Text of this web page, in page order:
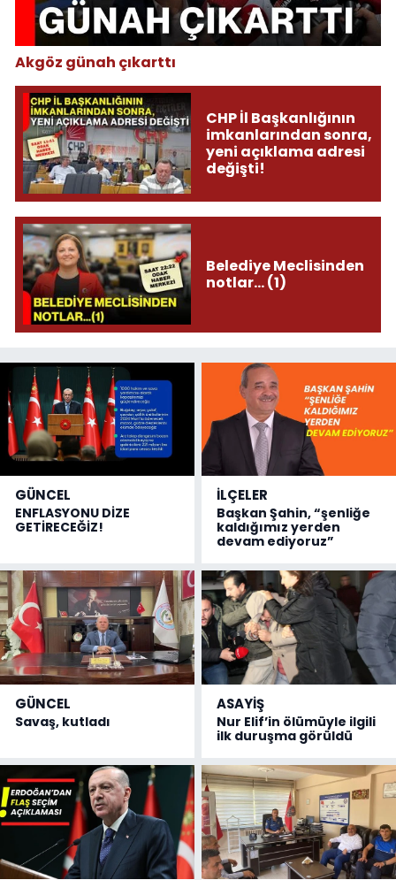
Akgöz günah çıkarttı
CHP İl Başkanlığının
imkanlarından sonra,
yeni açıklama adresi
değişti!
Belediye Meclisinden
notlar... (1)
GÜNCEL
ENFLASYONU DİZE
GETİRECEĞİZ!
İLÇELER
Başkan Şahin, “şenliğe
kaldığımız yerden
devam ediyoruz”
GÜNCEL
Savaş, kutladı
ASAYİŞ
Nur Elif’in ölümüyle ilgili
ilk duruşma görüldü